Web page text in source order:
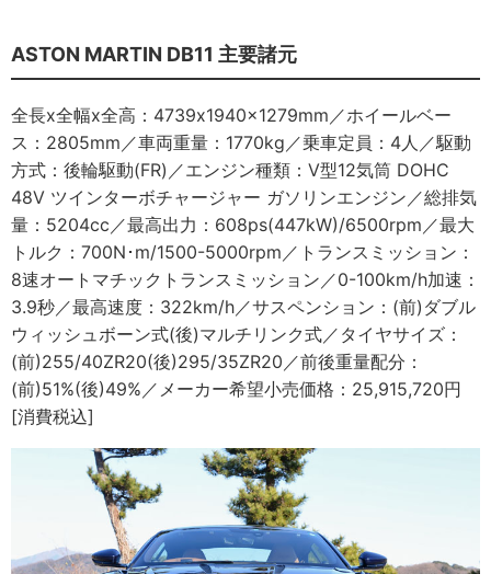
ASTON MARTIN DB11 主要諸元
全長x全幅x全高：4739x1940x1279mm／ホイールベー
ス：2805mm／車両重量：1770kg／乗車定員：4人／駆動
方式：後輪駆動(FR)／エンジン種類：V型12気筒 DOHC
48V ツインターボチャージャー ガソリンエンジン／総排気
量：5204cc／最高出力：608ps(447kW)/6500rpm／最大
トルク：700N･m/1500-5000rpm／トランスミッション：
8速オートマチックトランスミッション／0-100km/h加速：
3.9秒／最高速度：322km/h／サスペンション：(前)ダブル
ウィッシュボーン式(後)マルチリンク式／タイヤサイズ：
(前)255/40ZR20(後)295/35ZR20／前後重量配分：
(前)51%(後)49%／メーカー希望小売価格：25,915,720円
[消費税込]